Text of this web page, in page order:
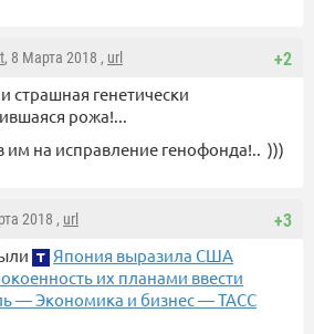
+2
, 8 Марта 2018 , url
страшная генетически
рожа!...
им на исправление генофонда!.. )))
+3
2018 , url
Япония выразила США
их планами ввести
— Экономика и бизнес — ТАСС